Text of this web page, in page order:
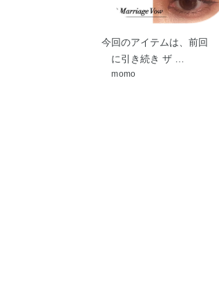
今回のアイテムは、前回
に引き続き ザ …
momo